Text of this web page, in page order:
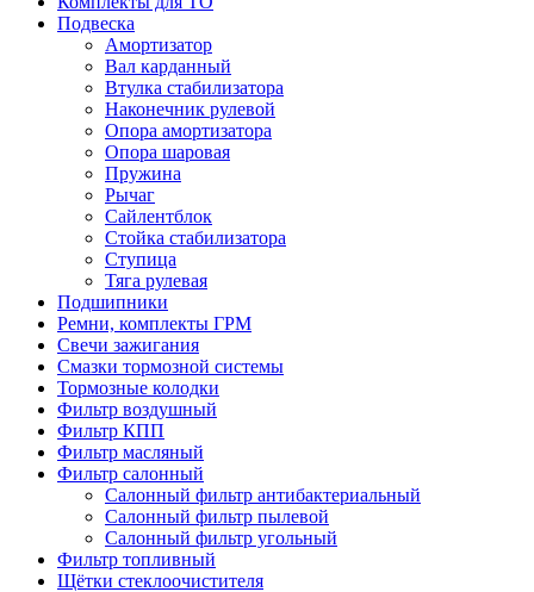
Подвеска
Амортизатор
Вал карданный
Втулка стабилизатора
Наконечник рулевой
Опора амортизатора
Опора шаровая
Пружина
Рычаг
Сайлентблок
Стойка стабилизатора
Ступица
Тяга рулевая
Подшипники
Ремни, комплекты ГРМ
Свечи зажигания
Смазки тормозной системы
Тормозные колодки
Фильтр воздушный
Фильтр КПП
Фильтр масляный
Фильтр салонный
Салонный фильтр антибактериальный
Салонный фильтр пылевой
Салонный фильтр угольный
Фильтр топливный
Щётки стеклоочистителя